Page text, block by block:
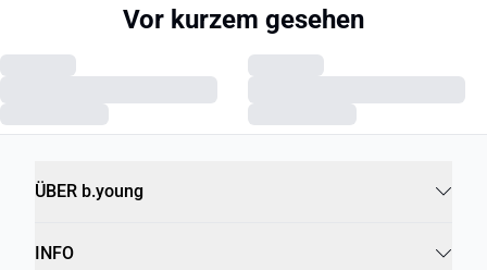
Vor kurzem gesehen
ÜBER b.young
INFO